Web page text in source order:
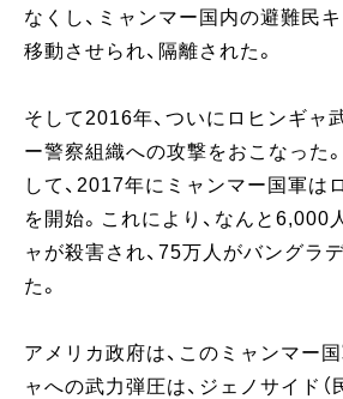
なくし、ミャンマー国内の避難民
移動させられ、隔離された。
そして2016年、ついにロヒンギャ
ー警察組織への攻撃をおこなった
して、2017年にミャンマー国軍は
を開始。これにより、なんと6,000
ャが殺害され、75万人がバングラ
た。
アメリカ政府は、このミャンマー
ャへの武力弾圧は、ジェノサイド（